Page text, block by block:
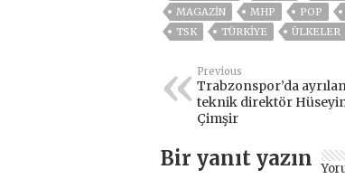
MAGAZİN
MHP POP
TSK
TÜRKİYE ÜLKELER
Previous
Trabzonspor’da
teknik direktör
Çimşir
Bir yanıt yazın